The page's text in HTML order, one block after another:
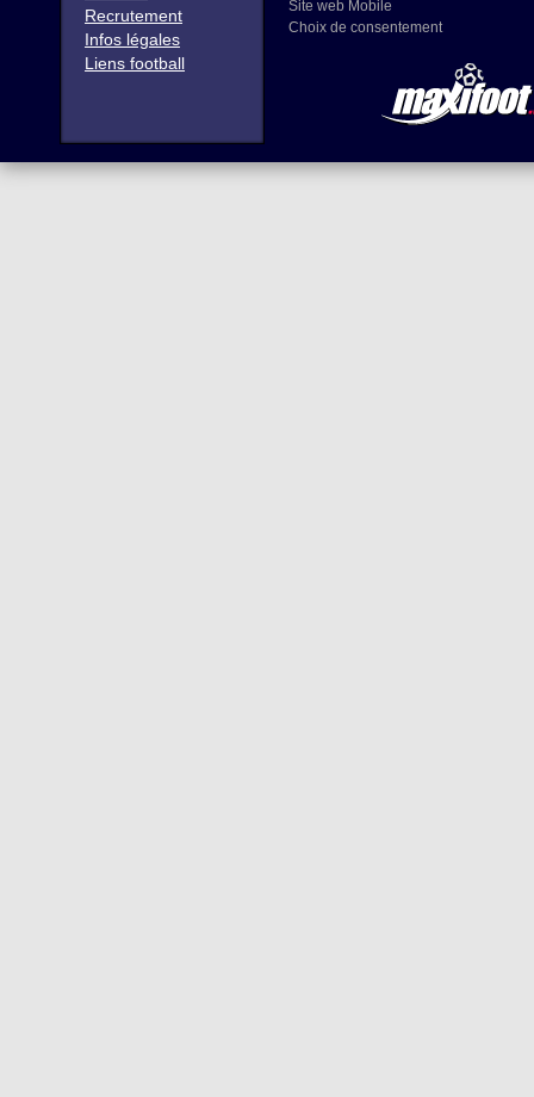
Recrutement
Infos légales
Liens football
Site web Mobile
Choix de consentement